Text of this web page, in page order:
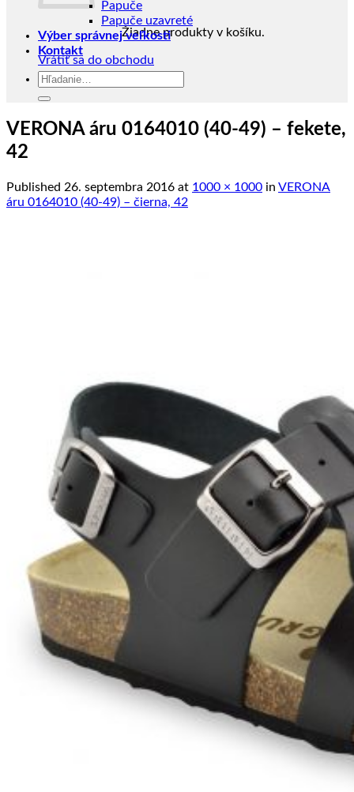
Žiadne produkty v košíku.
Vrátiť sa do obchodu
Papuče
Papuče uzavreté
Výber správnej veľkosti
Kontakt
Hľadať:
VERONA áru 0164010 (40-49) – fekete,
42
Published 26. septembra 2016 at 1000 × 1000 in VERONA
áru 0164010 (40-49) – čierna, 42